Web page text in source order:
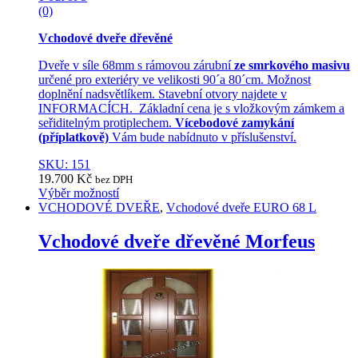
(0)
Vchodové dveře dřevěné
Dveře v síle 68mm s rámovou zárubníze smrkového masivu
určené pro exteriéry ve velikosti 90´a 80´cm. Možnost
doplnění nadsvětlíkem. Stavební otvory najdete v
INFORMACÍCH. Základní cena je s vložkovým zámkem a
seřiditelným protiplechem. Vícebodové zamykání
(příplatkově) Vám bude nabídnuto v příslušenství.
SKU: 151
19.700 Kč bez DPH
Výběr možností
This
has
multiple
VCHODOVÉ DVEŘE, Vchodové dveře EURO 68 L
Vchodové dveře dřevěné Morfeus